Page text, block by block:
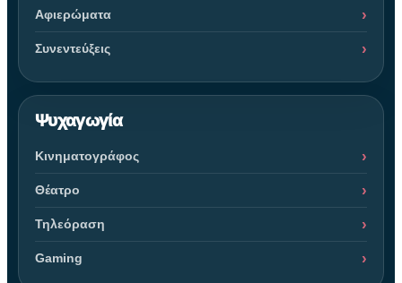
Αφιερώματα
Συνεντεύξεις
Ψυχαγωγία
Κινηματογράφος
Θέατρο
Τηλεόραση
Gaming